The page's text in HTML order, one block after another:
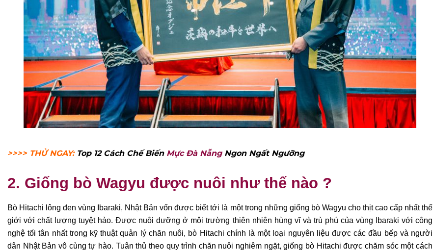
>>>> THỬ NGAY: Top 12 Cách Chế Biến Mực Đà Nẵng Ngon Ngất Ngưỡng
2. Giống bò Wagyu được nuôi như thế nào ?
Bò Hitachi lông đen vùng Ibaraki, Nhật Bản vốn được biết tới là mộttrong những giống bò Wagyu cho thịt cao cấp nhất thế
giới với chất lượng tuyệt hảo. Được nuôi dưỡng ở môi trường thiên nhiên hùng vĩ và trù phú của vùng Ibaraki với công
nghệ tối tân nhất trong kỹ thuậtquản lý chăn nuôi, bò Hitachi chính là một loại nguyên liệu được cácđầu bếp và người
dân Nhật Bản vô cùng tự hào. Tuân thủ theo quy trình chăn nuôi nghiêm ngặt, giống bò Hitachi được chăm sóc một cách